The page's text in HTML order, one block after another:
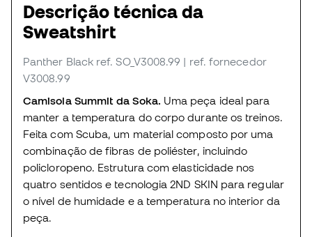
Descrição técnica da
Sweatshirt
Panther Black ref. SO_V3008.99 | ref. fornecedor
V3008.99
Camisola Summit da Soka. Uma peça ideal para
manter a temperatura do corpo durante os treinos.
Feita com Scuba, um material composto por uma
combinação de fibras de poliéster, incluindo
policloropeno. Estrutura com elasticidade nos
quatro sentidos e tecnologia 2ND SKIN para regular
o nível de humidade e a temperatura no interior da
peça.